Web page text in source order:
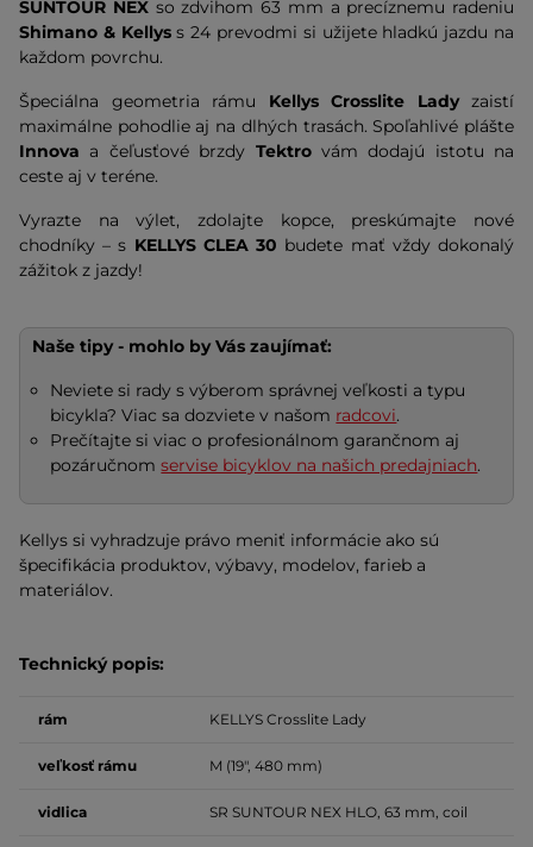
SUNTOUR NEXso zdvihom 63 mm a precíznemu radeniu
Shimano & Kellyss 24 prevodmi si užijete hladkú jazdu na
každom povrchu.
Špeciálna geometria rámu Kellys Crosslite Ladyzaistí
maximálne pohodlie aj na dlhých trasách. Spoľahlivé plášte
Innova a čeľusťové brzdy Tektrovám dodajú istotu na
ceste aj v teréne.
Vyrazte na výlet, zdolajte kopce, preskúmajte nové
chodníky – s KELLYS CLEA 30 budete mať vždy dokonalý
zážitok z jazdy!
Naše tipy - mohlo by Vás zaujímať:
Neviete si rady s výberom správnej veľkosti a typu
bicykla? Viac sa dozviete v našom radcovi.
Prečítajte si viac o profesionálnom garančnom aj
pozáručnomservise bicyklov na našich predajniach.
Kellys si vyhradzuje právo meniť informácie ako sú
špecifikácia produktov, výbavy, modelov, farieb a
materiálov.
Technický popis:
rám KELLYS Crosslite Lady
veľkosť rámu M (19", 480 mm)
vidlica SR SUNTOUR NEX HLO, 63 mm, coil